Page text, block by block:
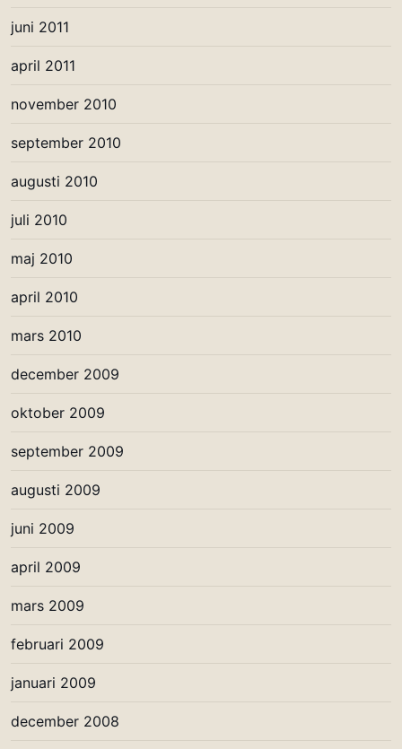
juni 2011
april 2011
november 2010
september 2010
augusti 2010
juli 2010
maj 2010
april 2010
mars 2010
december 2009
oktober 2009
september 2009
augusti 2009
juni 2009
april 2009
mars 2009
februari 2009
januari 2009
december 2008